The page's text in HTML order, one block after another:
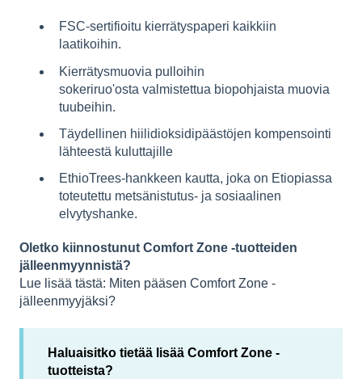
FSC-sertifioitu kierrätyspaperi kaikkiin
laatikoihin.
Kierrätysmuovia pulloihin
sokeriruo'osta valmistettua biopohjaista muovia
tuubeihin.
Täydellinen hiilidioksidipäästöjen kompensointi
lähteestä kuluttajille
EthioTrees-hankkeen kautta, joka on Etiopiassa
toteutettu metsänistutus- ja sosiaalinen
elvytyshanke.
Oletko kiinnostunut Comfort Zone -tuotteiden
jälleenmyynnistä?
Lue lisää tästä: Miten pääsen Comfort Zone -
jälleenmyyjäksi?
Haluaisitko tietää lisää Comfort Zone -
tuotteista?